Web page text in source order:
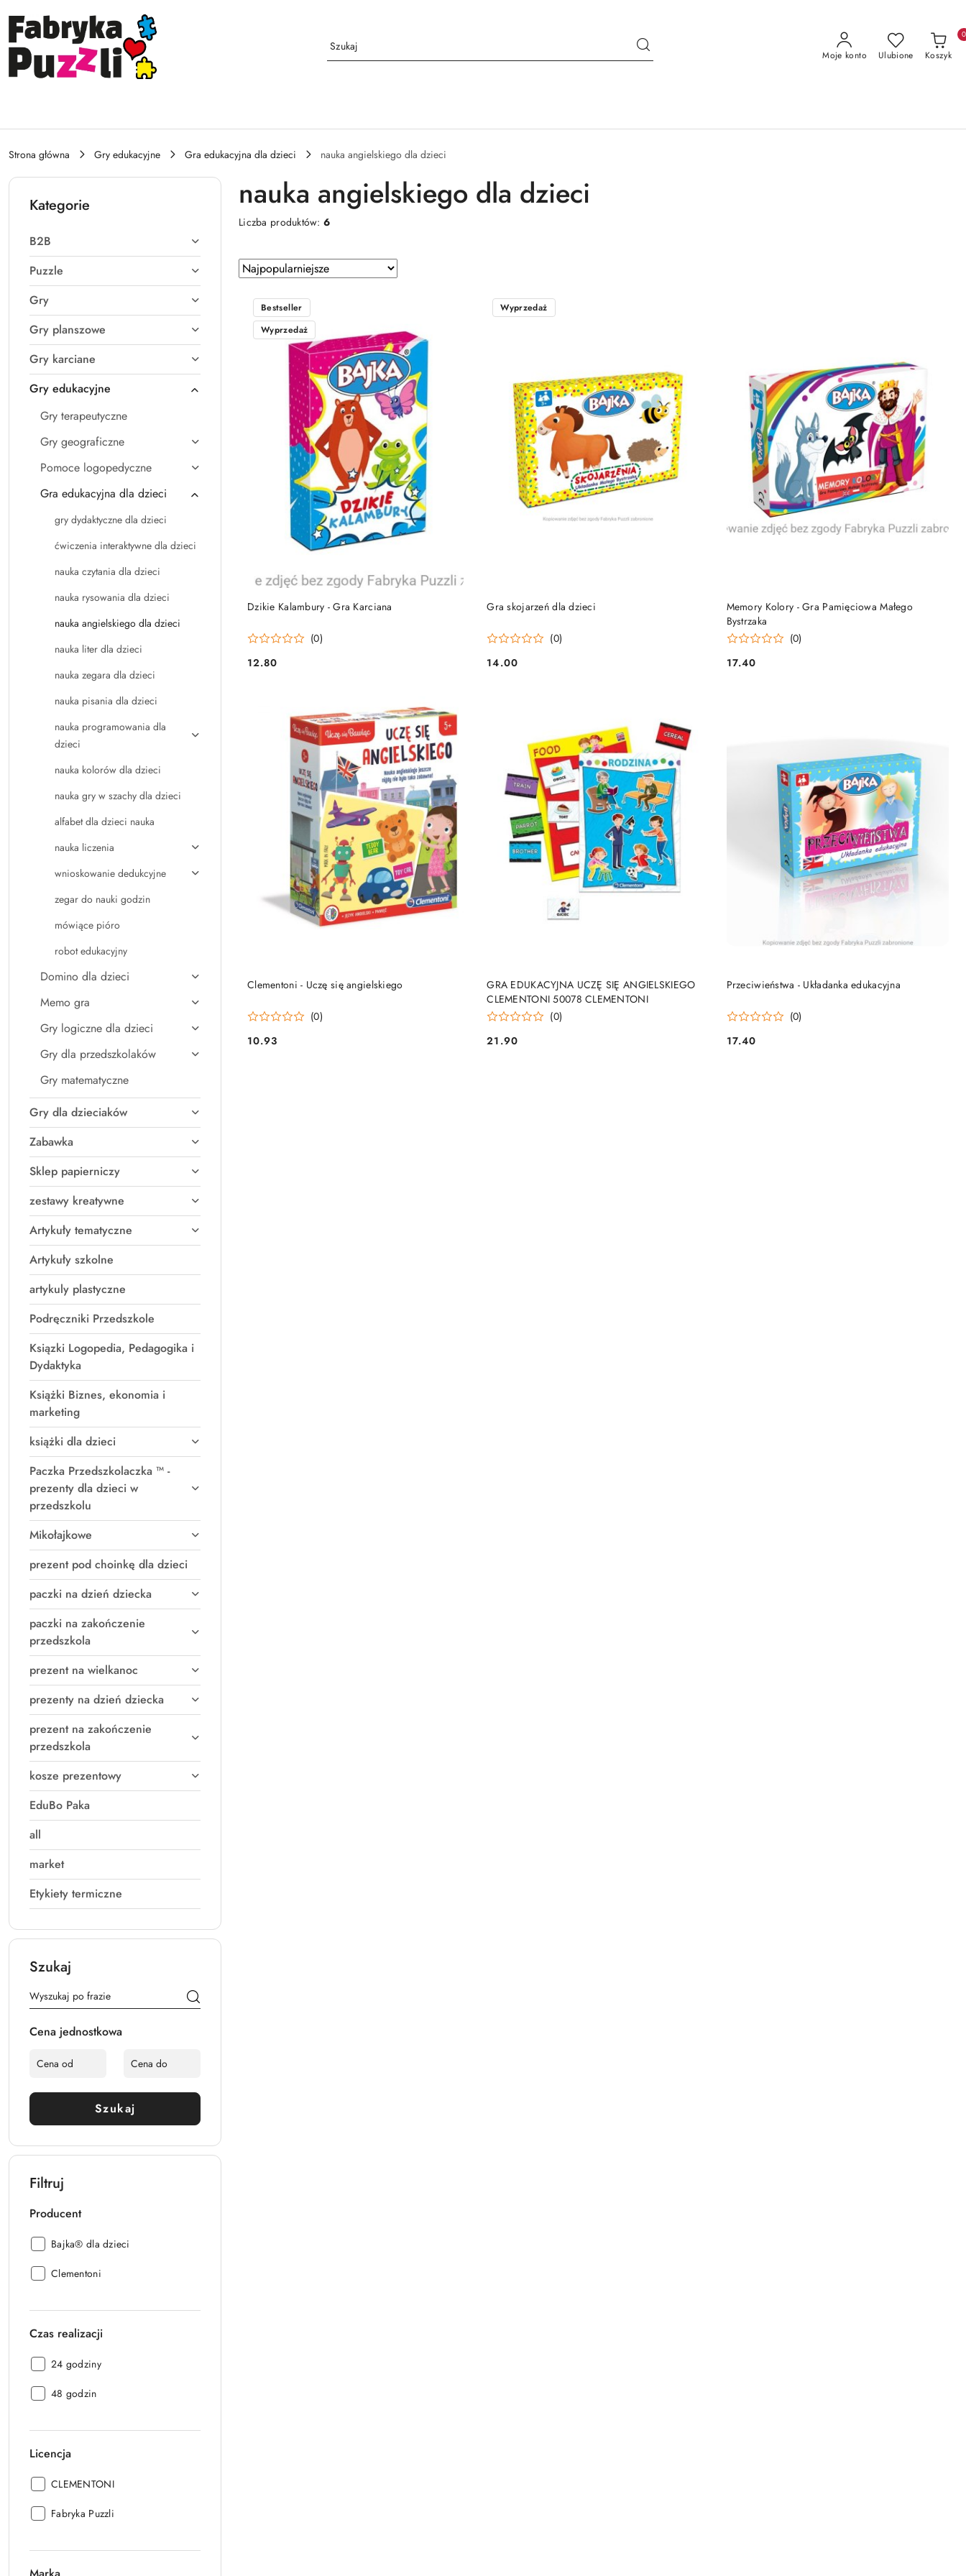
Przejdź do treści głównej
Przejdź do wyszukiwarki
Przejdź do moje konto
Przejdź do menu głównego
Przejdź do stopki
Moje konto Ulubione Koszyk
0
Strona główna Gry edukacyjne Gra edukacyjna dla dzieci nauka angielskiego dla dzieci
Kategorie
B2B
Puzzle
Gry
Gry planszowe
Gry karciane
Gry edukacyjne
Gry terapeutyczne
Gry geograficzne
Pomoce logopedyczne
Gra edukacyjna dla dzieci
gry dydaktyczne dla dzieci
ćwiczenia interaktywne dla dzieci
nauka czytania dla dzieci
nauka rysowania dla dzieci
nauka angielskiego dla dzieci
nauka liter dla dzieci
nauka zegara dla dzieci
nauka pisania dla dzieci
nauka programowania dla
dzieci
nauka kolorów dla dzieci
nauka gry w szachy dla dzieci
alfabet dla dzieci nauka
nauka liczenia
wnioskowanie dedukcyjne
zegar do nauki godzin
mówiące pióro
robot edukacyjny
Domino dla dzieci
Memo gra
Gry logiczne dla dzieci
Gry dla przedszkolaków
Gry matematyczne
Gry dla dzieciaków
Zabawka
Sklep papierniczy
zestawy kreatywne
Artykuły tematyczne
Artykuły szkolne
artykuly plastyczne
Podręczniki Przedszkole
Ksiązki Logopedia, Pedagogika i
Dydaktyka
Książki Biznes, ekonomia i
marketing
książki dla dzieci
Paczka Przedszkolaczka ™ -
prezenty dla dzieci w
przedszkolu
Mikołajkowe
prezent pod choinkę dla dzieci
paczki na dzień dziecka
paczki na zakończenie
przedszkola
prezent na wielkanoc
prezenty na dzień dziecka
prezent na zakończenie
przedszkola
kosze prezentowy
EduBo Paka
all
market
Etykiety termiczne
Szukaj
Cena jednostkowa
Szukaj
Filtruj
Producent
Producent:
Bajka® dla dzieci
Producent:
Clementoni
Czas realizacji
Czas
24 godziny
Czas
48 godzin
Licencja
Licencja:
CLEMENTONI
Licencja:
Fabryka Puzzli
nauka angielskiego dla dzieci
Liczba produktów:6
Zastosowano
sortowanie:
Najpopularniejsze.
Sortuj
według
Dzikie Kalambury - Gra Karciana
(0)
Cena:
12.80
Bestseller
Wyprzedaż
DO KOSZYKA Gra skojarzeń dla dzieci
(0)
Cena:
14.00
Wyprzedaż
PRODUKT NIEDOSTĘPNY
Memory Kolory - Gra Pamięciowa Małego
Bystrzaka
(0)
Cena:
17.40
PRODUKT NIEDOSTĘPNY
Clementoni - Uczę się angielskiego
(0)
Cena:
10.93
PRODUKT NIEDOSTĘPNY
GRA EDUKACYJNA UCZĘ SIĘ ANGIELSKIEGO
CLEMENTONI 50078 CLEMENTONI
(0)
Cena:
21.90
PRODUKT NIEDOSTĘPNY Przeciwieństwa - Układanka edukacyjna
(0)
Cena:
17.40
PRODUKT NIEDOSTĘPNY